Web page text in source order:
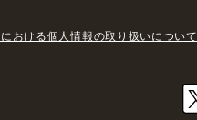
おける個人情報の取り扱いについて